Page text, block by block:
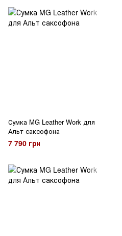
Сумка MG Leather Work для
Альт саксофона
7 790 грн